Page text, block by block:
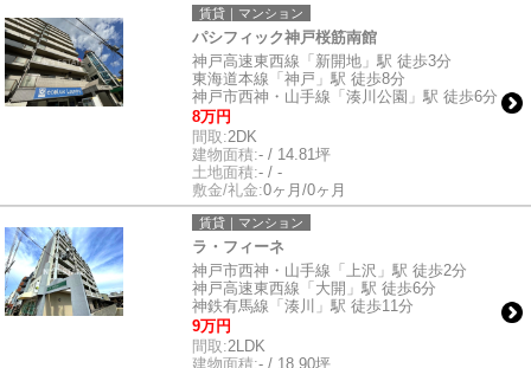
賃貸｜マンション
パシフィック神戸桜筋南館
神戸高速東西線「新開地」駅 徒歩3分
東海道本線「神戸」駅 徒歩8分
神戸市西神・山手線「湊川公園」駅 徒歩6分
8万円
間取:2DK
建物面積:- / 14.81坪
土地面積:- / -
敷金/礼金:0ヶ月/0ヶ月
賃貸｜マンション
ラ・フィーネ
神戸市西神・山手線「上沢」駅 徒歩2分
神戸高速東西線「大開」駅 徒歩6分
神鉄有馬線「湊川」駅 徒歩11分
9万円
間取:2LDK
建物面積:- / 18.90坪